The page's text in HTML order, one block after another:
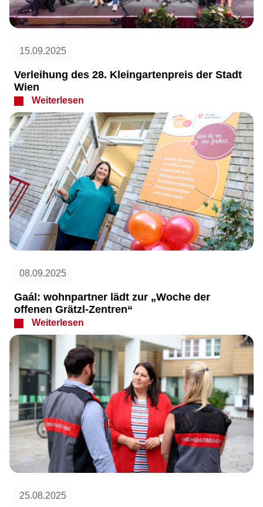
15.09.2025
Verleihung des 28. Kleingartenpreis der Stadt
Wien
Weiterlesen
08.09.2025
Gaál: wohnpartner lädt zur „Woche der
offenen Grätzl-Zentren“
Weiterlesen
25.08.2025